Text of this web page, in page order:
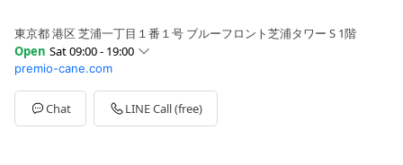
東京都 港区 芝浦一丁目１番１号 ブルーフロント芝浦タワー S 1階
Open Sat 09:00 - 19:00
Sun09:00 - 19:00
Mon09:00 - 19:00
Tue09:00 - 19:00
Wed09:00 - 19:00
premio-cane.com
Chat LINE Call (free)